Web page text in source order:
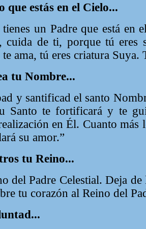
que estás en el Cielo...
un Padre que está
cuida de ti, porque tú
ama, tú eres criatura Suya.
tu Nombre...
y santificad el santo
Santo te fortificará y te
en Él. Cuanto más
su amor.”
tu Reino...
del Padre Celestial. Deja
tu corazón al Reino del